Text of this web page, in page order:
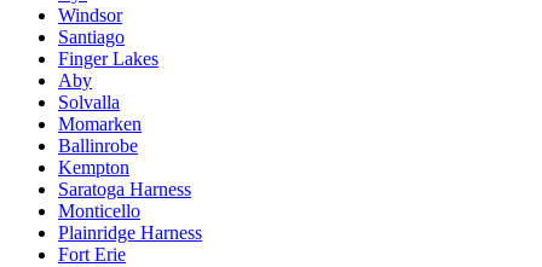
Windsor
Santiago
Finger Lakes
Aby
Solvalla
Momarken
Ballinrobe
Kempton
Saratoga Harness
Monticello
Plainridge Harness
Fort Erie